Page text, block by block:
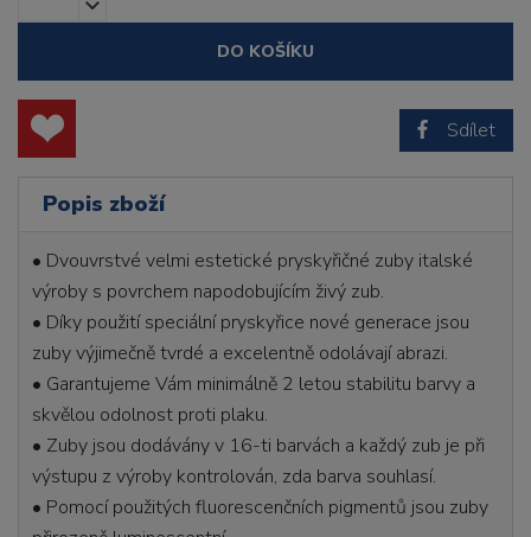
DO KOŠÍKU
Sdílet
Popis zboží
• Dvouvrstvé velmi estetické pryskyřičné zuby italské
výroby s povrchem napodobujícím živý zub.
• Díky použití speciální pryskyřice nové generace jsou
zuby výjimečně tvrdé a excelentně odolávají abrazi.
• Garantujeme Vám minimálně 2 letou stabilitu barvy a
skvělou odolnost proti plaku.
• Zuby jsou dodávány v 16-ti barvách a každý zub je při
výstupu z výroby kontrolován, zda barva souhlasí.
• Pomocí použitých fluorescenčních pigmentů jsou zuby